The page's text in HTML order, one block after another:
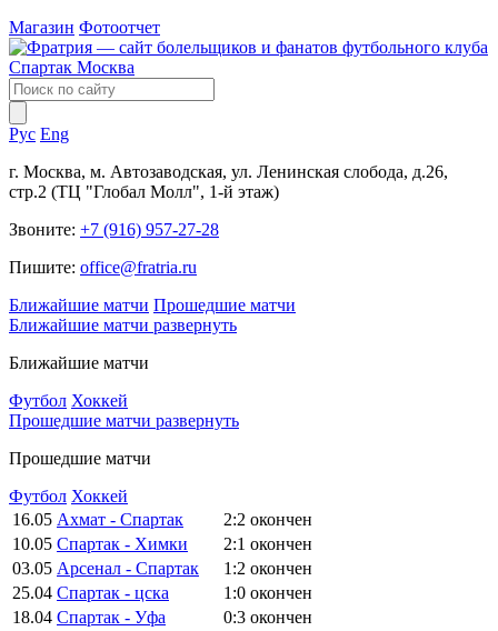
Магазин Фотоотчет
Рус Eng
г. Москва, м. Автозаводская, ул. Ленинская слобода, д.26,
стр.2 (ТЦ "Глобал Молл", 1-й этаж)
Звоните: +7 (916) 957-27-28
Пишите: office@fratria.ru
Ближайшие матчи Прошедшие матчи
Ближайшие матчи развернуть
Ближайшие матчи
Футбол Хоккей
Прошедшие матчи развернуть
Прошедшие матчи
Футбол Хоккей
16.05 Ахмат - Спартак 2:2 окончен
10.05 Спартак - Химки 2:1 окончен
03.05 Арсенал - Спартак 1:2 окончен
25.04 Спартак - цска 1:0 окончен
18.04 Спартак - Уфа 0:3 окончен